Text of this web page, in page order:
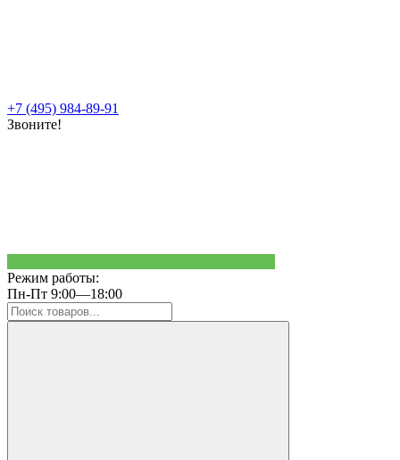
+7 (495) 984-89-91
Звоните!
Режим работы:
Пн-Пт 9:00—18:00